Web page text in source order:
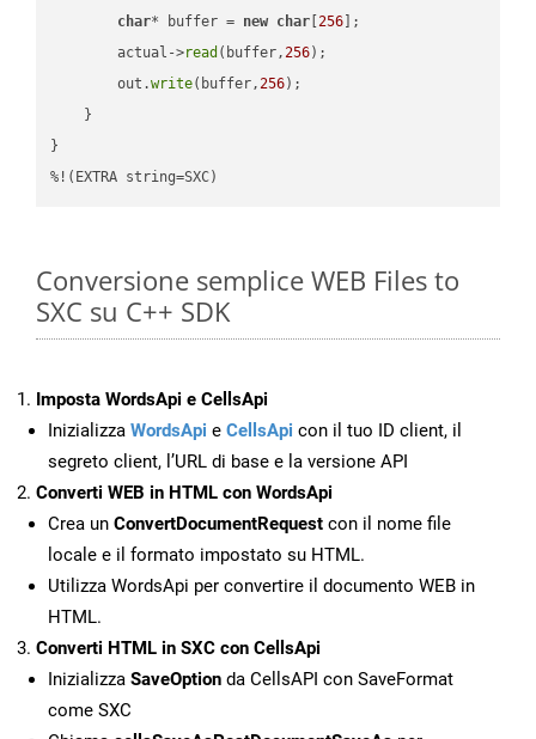
char* buffer = new char [256 ];
        actual->
read (buffer,256);
        out.
write(buffer,256);
    }
}
%!(EXTRA string=SXC)
Conversione semplice WEB Files to
SXC su C++ SDK
Imposta WordsApi e CellsApi
Inizializza WordsApi e CellsApi con il tuo ID client, il
segreto client, l’URL di base e la versione API
Converti WEB in HTML con WordsApi
Crea un ConvertDocumentRequest con il nome file
locale e il formato impostato su HTML.
Utilizza WordsApi per convertire il documento WEB in
HTML.
Converti HTML in SXC con CellsApi
Inizializza SaveOption da CellsAPI con SaveFormat
come SXC